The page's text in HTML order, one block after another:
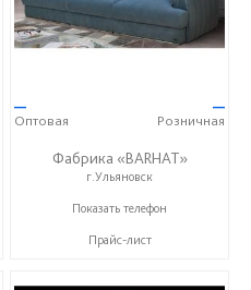
—
Оптовая
—
Розничная
Фабрика «BARHAT»
г.Ульяновск
+7 (996) 219-29-77
Показать телефон
Прайс-лист